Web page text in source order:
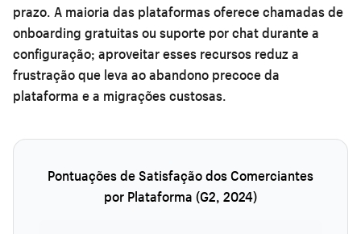
prazo. A maioria das plataformas oferece chamadas de
onboarding gratuitas ou suporte por chat durante a
configuração; aproveitar esses recursos reduz a
frustração que leva ao abandono precoce da
plataforma e a migrações custosas.
Pontuações de Satisfação dos Comerciantes
por Plataforma (G2, 2024)